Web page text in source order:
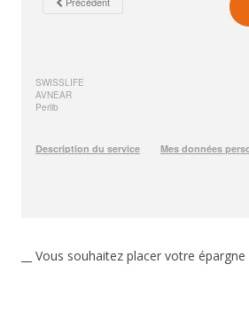
__ Vous souhaitez placer votre